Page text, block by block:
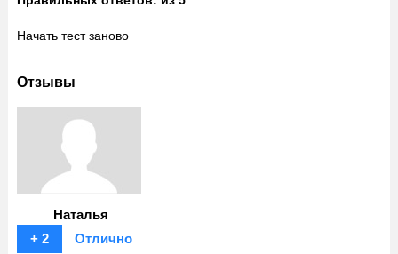
Начать тест заново
Отзывы
Наталья
+ 2
Отлично